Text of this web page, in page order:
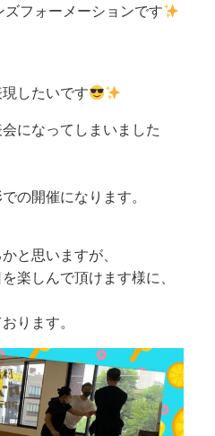
フォーメーションです
したいです
になってしまいました
の開催になります。
と思いますが、
楽しんで頂けます様に、
ります。